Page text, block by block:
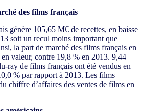
des films français
génère 105,65 M€ de recettes, en baisse
soit un recul moins important que
la part de marché des films français en
valeur, contre 19,8 % en 2013. 9,44
ray de films français ont été vendus en
% par rapport à 2013. Les films
chiffre d’affaires des ventes de films en